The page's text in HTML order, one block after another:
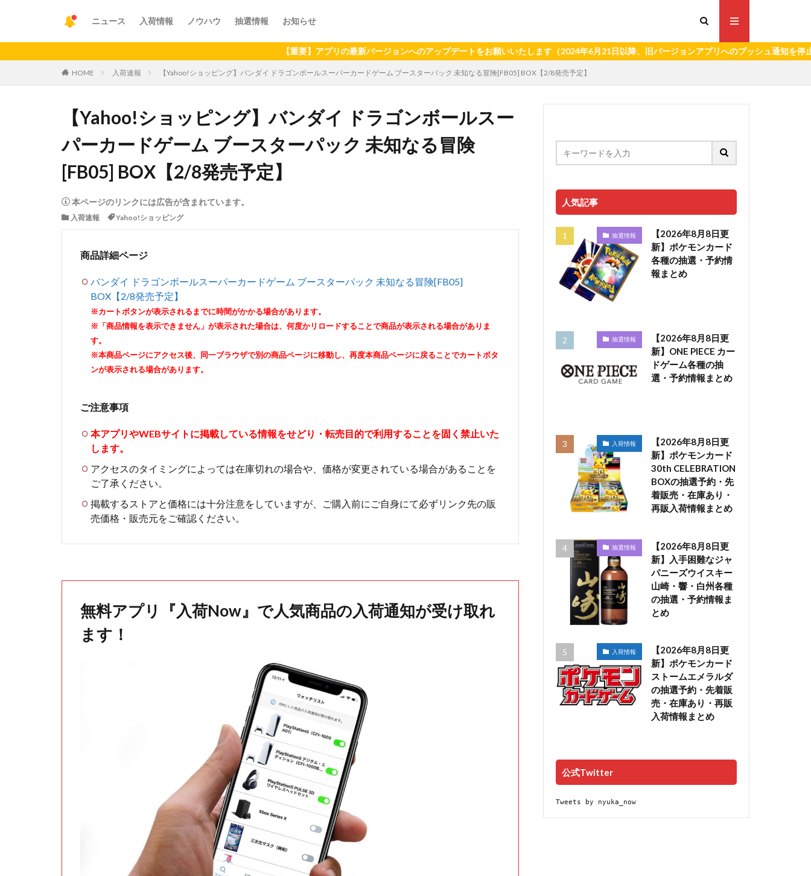
ニュース 入荷情報 ノウハウ 抽選情報 お知らせ
【重要】アプリの最新バージョンへのアップデートをお願いいたします（2024年6月21日以降、旧バージョンアプリへのプッシュ通知を停止いたしま
HOME 入荷速報 【Yahoo!ショッピング】バンダイ ドラゴンボールスーパーカードゲーム ブースターパック 未知なる冒険[FB05] BOX【2/8発売予定】
【Yahoo!ショッピング】バンダイ ドラゴンボールスー
パーカードゲーム ブースターパック 未知なる冒険
[FB05] BOX【2/8発売予定】
本ページのリンクには広告が含まれています。
入荷速報 Yahoo!ショッピング
商品詳細ページ
バンダイ ドラゴンボールスーパーカードゲーム ブースターパック 未知なる冒険[FB05]
BOX【2/8発売予定】
※カートボタンが表示されるまでに時間がかかる場合があります。
※「商品情報を表示できません」が表示された場合は、何度かリロードすることで商品が表示される場合がありま
す。
※本商品ページにアクセス後、同一ブラウザで別の商品ページに移動し、再度本商品ページに戻ることでカートボタ
ンが表示される場合があります。
ご注意事項
本アプリやWEBサイトに掲載している情報をせどり・転売目的で利用することを固く禁止いた
します。
アクセスのタイミングによっては在庫切れの場合や、価格が変更されている場合があることを
ご了承ください。
掲載するストアと価格には十分注意をしていますが、ご購入前にご自身にて必ずリンク先の販
売価格・販売元をご確認ください。
無料アプリ『入荷Now』で人気商品の入荷通知が受け取れ
ます！
人気記事
抽選情報
【2026年8月8日更
新】ポケモンカード
各種の抽選・予約情
報まとめ
抽選情報
【2026年8月8日更
新】ONE PIECE カー
ドゲーム各種の抽
選・予約情報まとめ
入荷情報
【2026年8月8日更
新】ポケモンカード
30th CELEBRATION
BOXの抽選予約・先
着販売・在庫あり・
再販入荷情報まとめ
抽選情報
【2026年8月8日更
新】入手困難なジャ
パニーズウイスキー
山崎・響・白州各種
の抽選・予約情報ま
とめ
入荷情報
【2026年8月8日更
新】ポケモンカード
ストームエメラルダ
の抽選予約・先着販
売・在庫あり・再販
入荷情報まとめ
公式Twitter
Tweets by nyuka_now